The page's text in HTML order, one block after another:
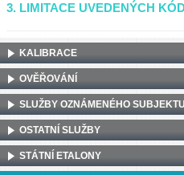
3. LIMITACE UVEDENÝCH
KALIBRACE
OVĚŘOVÁNÍ
SLUŽBY OZNÁMENÉHO SUBJEKTU
OSTATNÍ SLUŽBY
STÁTNÍ ETALONY